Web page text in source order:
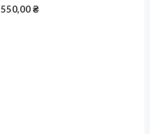
550,00₴